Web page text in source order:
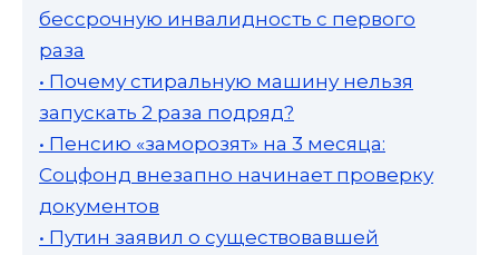
бессрочную инвалидность с первого
раза
• Почему стиральную машину нельзя
запускать 2 раза подряд?
• Пенсию «заморозят» на 3 месяца:
Соцфонд внезапно начинает проверку
документов
• Путин заявил о существовавшей